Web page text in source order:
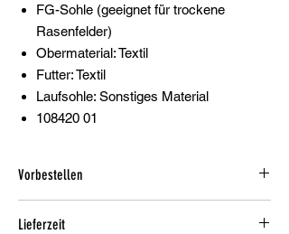
FG-Sohle (geeignet für trockene
Rasenfelder)
Obermaterial: Textil
Futter: Textil
Laufsohle: Sonstiges Material
108420 01
Vorbestellen
Lieferzeit